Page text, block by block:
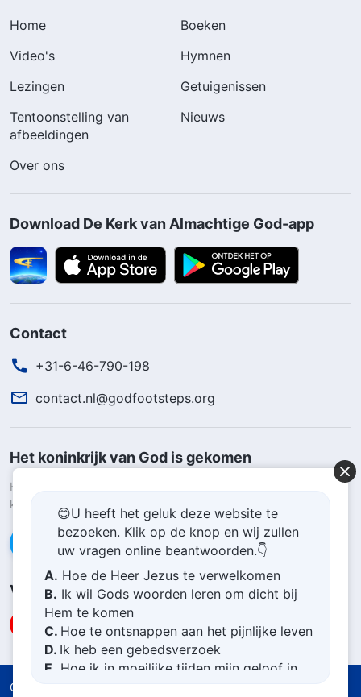
Home
Boeken
Video's
Hymnen
Lezingen
Getuigenissen
Tentoonstelling van
afbeeldingen
Nieuws
Over ons
Download De Kerk van Almachtige God-app
Contact
+31-6-46-790-198
contact.nl@godfootsteps.org
Het koninkrijk van God is gekomen
Het koninkrijk van God is naar de wereld gekomen! Wil je het
koninkrijk van God binnengaan?
Neem contact op via Messenger
Volg ons
Gebruiksvoorwaarden
😊U heeft het geluk deze website te
bezoeken. Klik op de knop en wij zullen
uw vragen online beantwoorden.👇
A. Hoe de Heer Jezus te verwelkomen
B. Ik wil Gods woorden leren om dicht bij
Hem te komen
C. Hoe te ontsnappen aan het pijnlijke leven
D. Ik heb een gebedsverzoek
E. Hoe ik in moeilijke tijden mijn geloof in